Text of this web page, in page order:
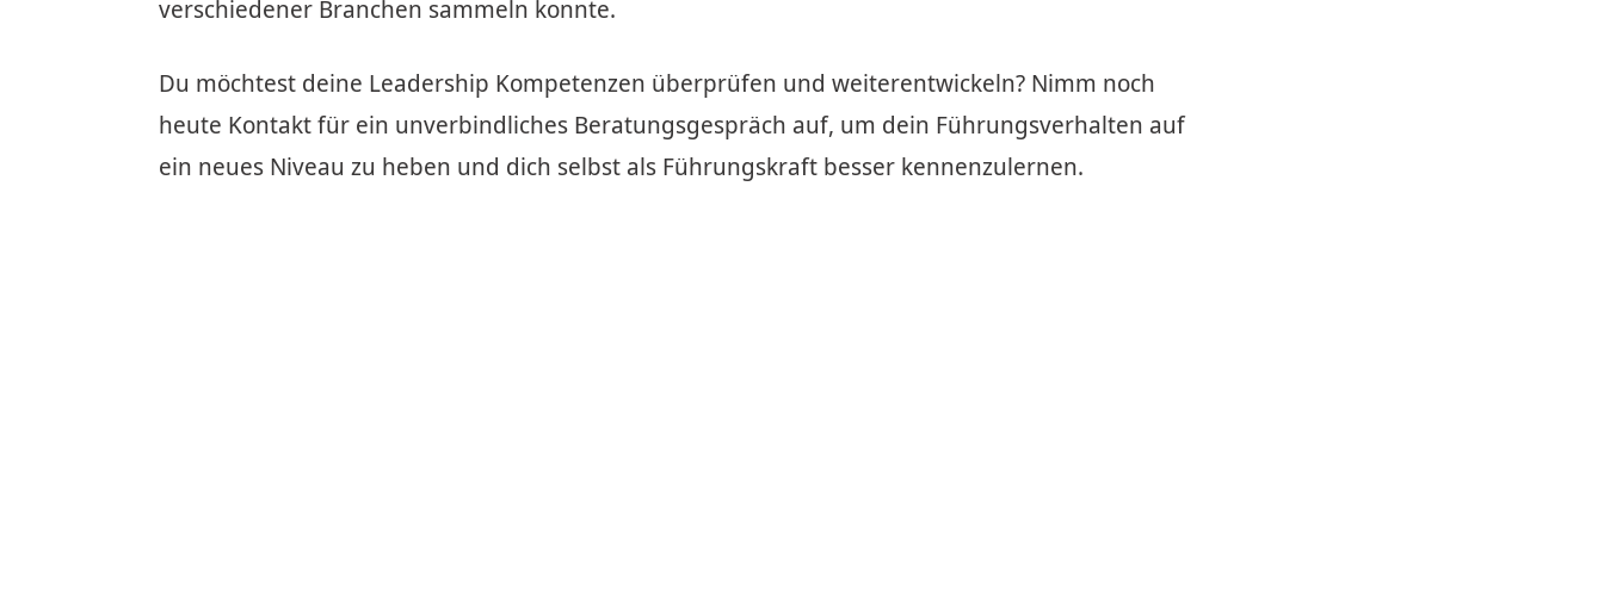
verschiedener Branchen sammeln konnte.
Du möchtest deine Leadership Kompetenzen überprüfen und weiterentwickeln? Nimm noch
heute Kontakt für ein unverbindliches Beratungsgespräch auf, um dein Führungsverhalten auf
ein neues Niveau zu heben und dich selbst als Führungskraft besser kennenzulernen.